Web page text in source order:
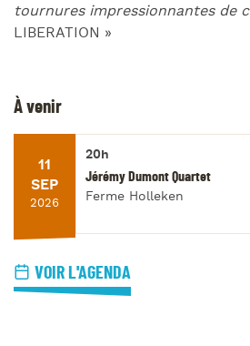
tournures impressionnantes de
LIBERATION »
À venir
11
SEP
2026
20h
Jérémy Dumont Quartet
Ferme Holleken
VOIR L'AGENDA